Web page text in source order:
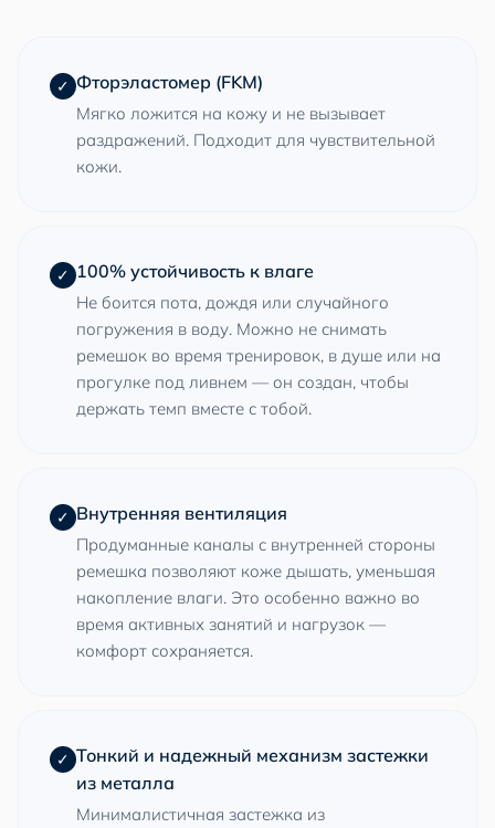
✓ Фторэластомер (FKM)
Мягко ложится на кожу и не вызывает
раздражений. Подходит для чувствительной
кожи.
✓ 100% устойчивость к влаге
Не боится пота, дождя или случайного
погружения в воду. Можно не снимать
ремешок во время тренировок, в душе или на
прогулке под ливнем — он создан, чтобы
держать темп вместе с тобой.
✓ Внутренняя вентиляция
Продуманные каналы с внутренней стороны
ремешка позволяют коже дышать, уменьшая
накопление влаги. Это особенно важно во
время активных занятий и нагрузок —
комфорт сохраняется.
✓ Тонкий и надежный механизм застежки
из металла
Минималистичная застежка из